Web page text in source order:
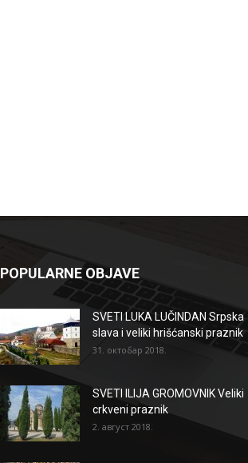
POPULARNE OBJAVE
SVETI LUKA LUČINDAN Srpska
slava i veliki hrišćanski praznik
31. октобар 2018.
SVETI ILIJA GROMOVNIK Veliki
crkveni praznik
2. август 2018.